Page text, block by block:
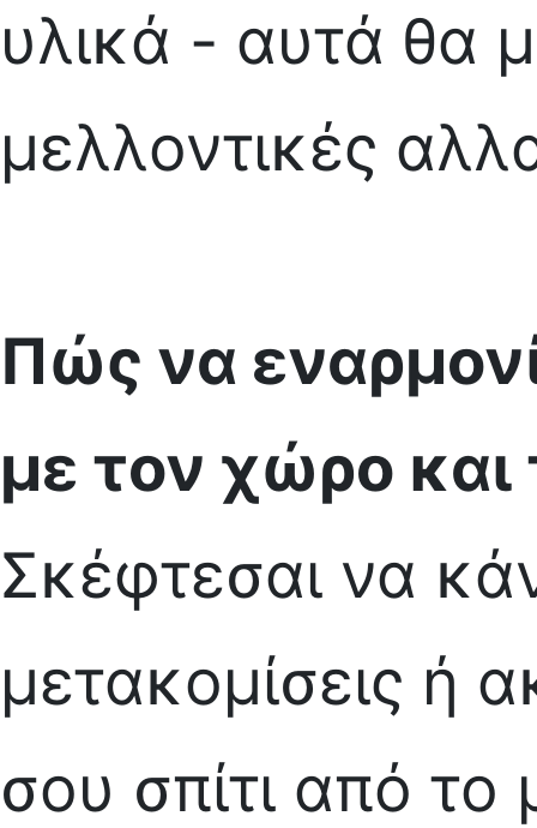
υλικά - αυτά θα
μελλοντικές
Πώς να
με τον χώρο και
Σκέφτεσαι να
μετακομίσεις ή
σου σπίτι από το